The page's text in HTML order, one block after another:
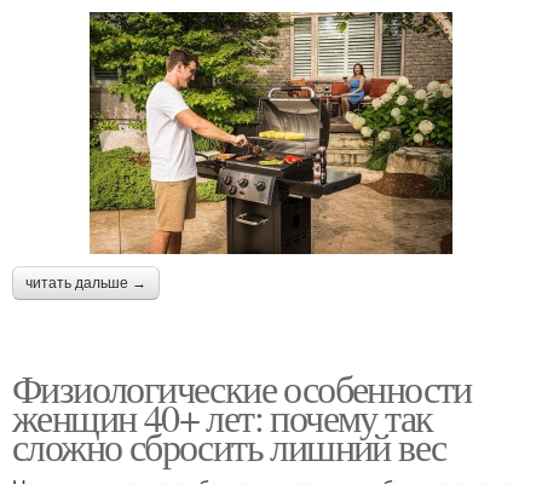
читать дальше →
Физиологические особенности
женщин 40+ лет: почему так
сложно сбросить лишний вес